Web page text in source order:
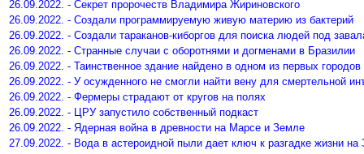
26.09.2022. - Секрет пророчеств Владимира Жириновского
26.09.2022. - Создали программируемую живую материю из бактерий
26.09.2022. - Создали тараканов-киборгов для поиска людей под
26.09.2022. - Странные случаи с оборотнями и догменами в Бразилии
26.09.2022. - Таинственное здание найдено в одном из первых
26.09.2022. - У осужденного не смогли найти вену для смертельной
26.09.2022. - Фермеры страдают от кругов на полях
26.09.2022. - ЦРУ запустило собственный подкаст
26.09.2022. - Ядерная война в древности на Марсе и Земле
27.09.2022. - Вода в астероидной пыли дает ключ к разгадке жизни на